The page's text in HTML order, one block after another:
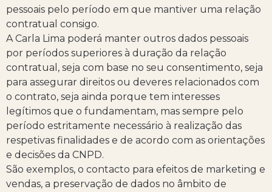
pessoais pelo período em que mantiver uma relação
contratual consigo.
A Carla Lima poderá manter outros dados pessoais
por períodos superiores à duração da relação
contratual, seja com base no seu consentimento, seja
para assegurar direitos ou deveres relacionados com
o contrato, seja ainda porque tem interesses
legítimos que o fundamentam, mas sempre pelo
período estritamente necessário à realização das
respetivas finalidades e de acordo com as orientações
e decisões da CNPD.
São exemplos, o contacto para efeitos de marketing e
vendas, a preservação de dados no âmbito de